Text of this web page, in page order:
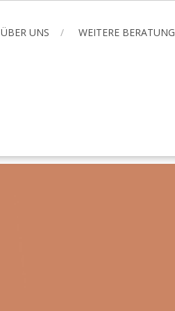
ÜBER UNS WEITERE BERATUNG